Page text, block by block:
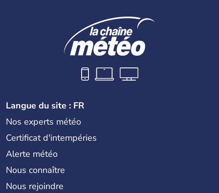
Langue du site : FR
Nos experts météo
Certificat d'intempéries
Alerte météo
Nous connaître
Nous rejoindre